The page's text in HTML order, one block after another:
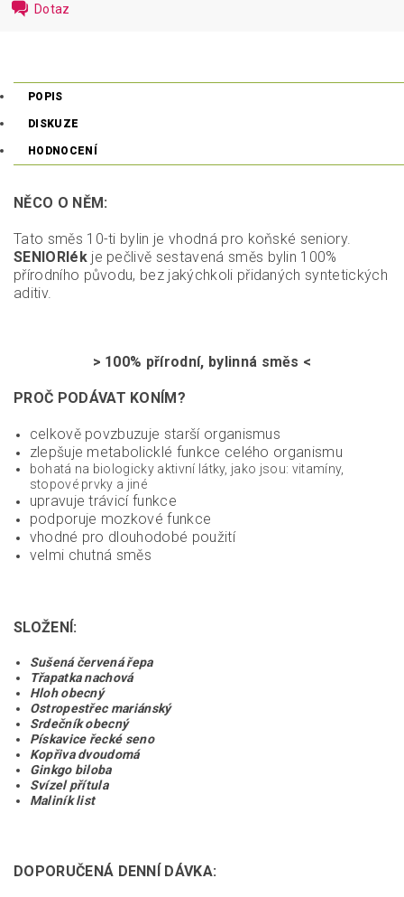
Dotaz
POPIS
DISKUZE
HODNOCENÍ
NĚCO O NĚM:
Tato směs 10-ti bylin je vhodná pro koňské seniory.
SENIORlék je pečlivě sestavená směs bylin 100%
přírodního původu, bez jakýchkoli přidaných syntetických
aditiv.
> 100% přírodní, bylinná směs <
PROČ PODÁVAT KONÍM?
celkově povzbuzuje starší organismus
zlepšuje metabolicklé funkce celého organismu
bohatá na biologicky aktivní látky, jako jsou: vitamíny,
stopové prvky a jiné
upravuje trávicí funkce
podporuje mozkové funkce
vhodné pro dlouhodobé použití
velmi chutná směs
SLOŽENÍ:
Sušená červená řepa
Třapatka nachová
Hloh obecný
Ostropestřec mariánský
Srdečník obecný
Pískavice řecké seno
Kopřiva dvoudomá
Ginkgo biloba
Svízel přítula
Maliník list
DOPORUČENÁ DENNÍ DÁVKA: